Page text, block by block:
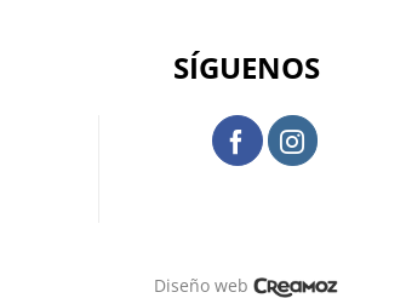
SÍGUENOS
Diseño web